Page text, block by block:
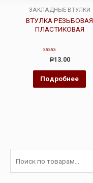
ЗАКЛАДНЫЕ ВТУЛКИ
ВТУЛКА РЕЗЬБОВАЯ
ПЛАСТИКОВАЯ
Оценка
из
5
Р13.00
Подробнее